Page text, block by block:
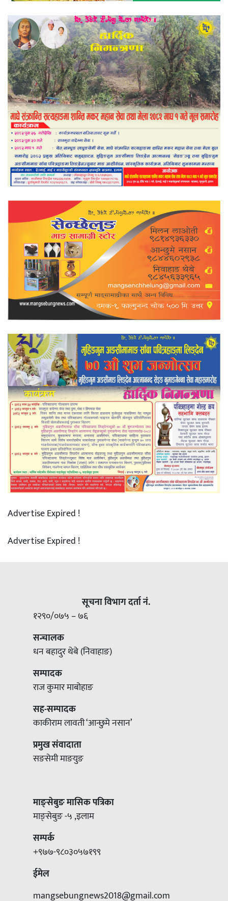
Advertise Expired !
Advertise Expired !
सूचना विभाग दर्ता नं.
१२९०/०७५ – ७६
सन्चालक
धन बहादुर थेबे (निवाहाङ)
सम्पादक
राज कुमार माबोहाङ
सह-सम्पादक
काकीराम लावती ‘आन्छुमे नसान’
प्रमुख संवादाता
सङसेमी माङयुङ
माङ्सेबुङ मासिक पत्रिका
माङ्सेबुङ -५ ,इलाम
सम्पर्क
+९७७-९८०३०५७१९९
ईमेल
mangsebungnews2018@gmail.com